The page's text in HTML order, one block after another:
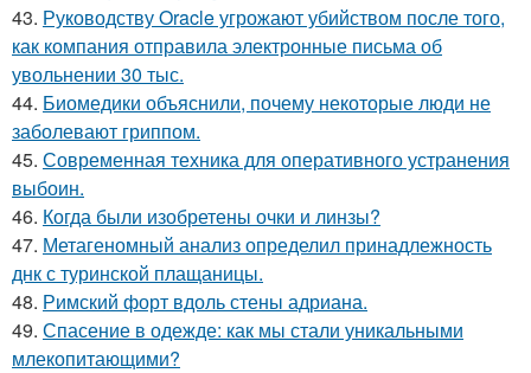
43. Руководству Oracle угрожают убийством после того,
как компания отправила электронные письма об
увольнении 30 тыс.
44. Биомедики объяснили, почему некоторые люди не
заболевают гриппом.
45. Современная техника для оперативного устранения
выбоин.
46. Когда были изобретены очки и линзы?
47. Метагеномный анализ определил принадлежность
днк с туринской плащаницы.
48. Римский форт вдоль стены адриана.
49. Спасение в одежде: как мы стали уникальными
млекопитающими?